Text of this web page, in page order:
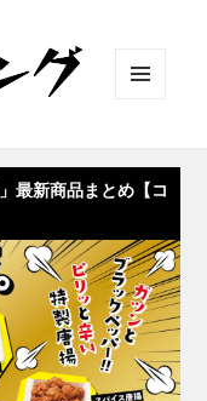
ット
最新商品まとめ【コ